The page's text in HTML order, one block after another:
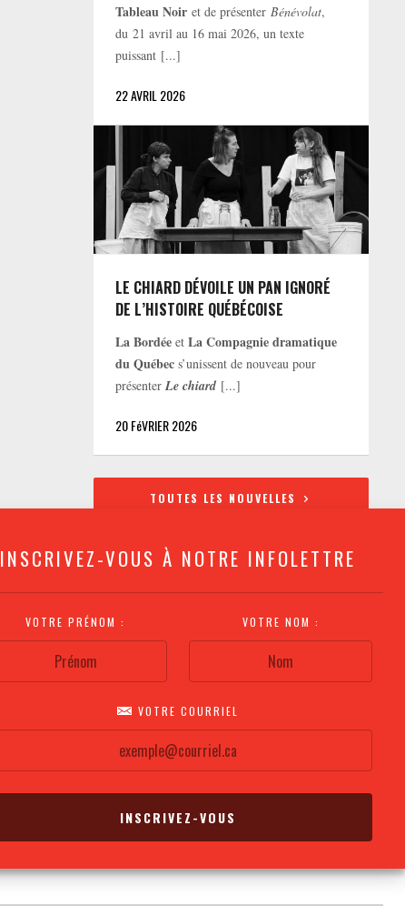
INSCRIVEZ-VOUS À NOTRE INFOLETTRE
VOTRE PRÉNOM : VOTRE NOM :
VOTRE COURRIEL
Tableau Noir et de présenterBénévolat,
du 21 avril au 16 mai 2026, un texte
puissant [...]
22 AVRIL 2026
LE CHIARD DÉVOILE UN PAN IGNORÉ
DE L’HISTOIRE QUÉBÉCOISE
La Bordée etLa Compagnie dramatique
du Québec s’unissent de nouveau pour
présenterLe chiard [...]
20 FéVRIER 2026
TOUTES LES NOUVELLES